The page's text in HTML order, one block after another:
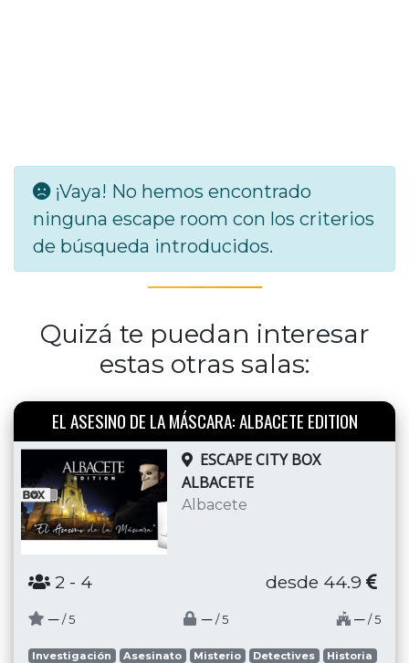
¡Vaya! No hemos encontrado
ninguna escape room con los criterios
de búsqueda introducidos.
Quizá te puedan interesar
estas otras salas:
EL ASESINO DE LA MÁSCARA: ALBACETE EDITION
ESCAPE CITY BOX
ALBACETE
Albacete
2 - 4 desde 44.9
─ / 5 ─ / 5 ─ / 5
Investigación Asesinato Misterio Detectives
Historia